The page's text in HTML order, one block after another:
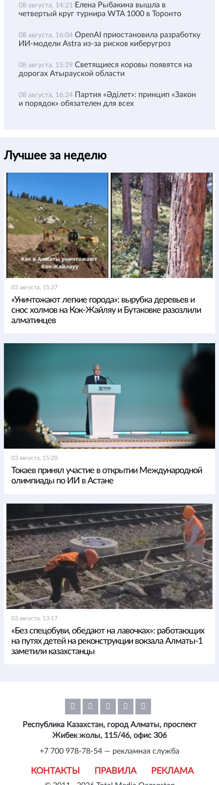
08 августа, 14:21
Елена Рыбакина вышла в
четвертый круг турнира WTA 1000 в Торонто
08 августа, 16:04 OpenAI приостановила разработку
ИИ-модели Astra из-за рисков киберугроз
08 августа, 15:29 Светящиеся коровы появятся на
дорогах Атырауской области
08 августа, 16:24 Партия «Әділет»: принцип «Закон
и порядок» обязателен для всех
Лучшее за неделю
03 августа, 15:37
«Уничтожают легкие города»: вырубка деревьев и
снос холмов на Кок-Жайляу и Бутаковке разозлили
алматинцев
03 августа, 15:20
Токаев принял участие в открытии Международной
олимпиады по ИИ в Астане
03 августа, 13:17
«Без спецобуви, обедают на лавочках»: работающих
на путях детей на реконструкции вокзала Алматы-1
заметили казахстанцы
КОНТАКТЫ ПРАВИЛА РЕКЛАМА
Республика Казахстан, город Алматы, проспект
Жибек жолы, 115/46, офис 306
+7 700 978-78-54 — рекламная служба